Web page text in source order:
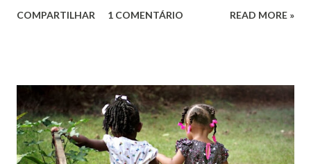
Joanna de Ângelis, especialmente na obra Plenitude .
Joanna de Ângelis menciona a helioterapia e faz alusões à
cromoterapia no contexto da preservação da saúde física e
psíquica. Em nenhum momento, porém, recomenda sua
adoção como prática institucional do Espiritismo. Há
COMPARTILHAR 1 COMENTÁRIO READ MORE »